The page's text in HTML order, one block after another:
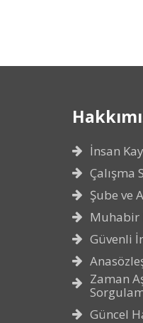
İnsan
Çalışma
Şube ve
Muhabir
Güvenli
Zaman
Güncel